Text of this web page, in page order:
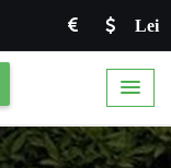
Lei